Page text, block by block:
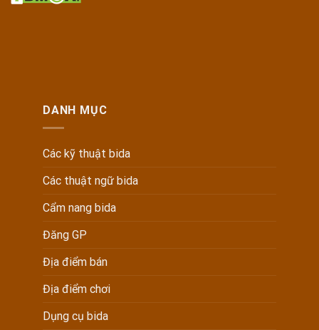
DANH MỤC
Các kỹ thuật bida
Các thuật ngữ bida
Cẩm nang bida
Đăng GP
Địa điểm bán
Địa điểm chơi
Dụng cụ bida